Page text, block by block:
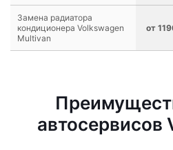
Замена радиатора
кондиционера Volkswagen
Multivan
от
автосервисов